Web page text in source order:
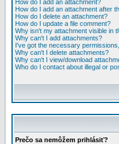
How do I add an attachment?
How do I add an attachment after
How do I delete an attachment?
How do I update a file comment?
Why isn't my attachment visible in
Why can't I add attachments?
I've got the necessary
Why can't I delete attachments?
Why can't I view/download
Who do I contact about illegal or
Prečo sa nemôžem prihlásiť?